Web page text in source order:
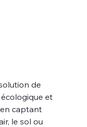
de
et
captant
le sol ou